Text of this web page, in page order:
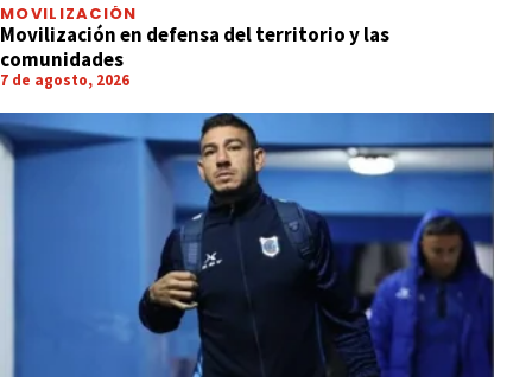
MOVILIZACIÓN
Movilización en defensa del territorio y las
comunidades
7 de agosto, 2026